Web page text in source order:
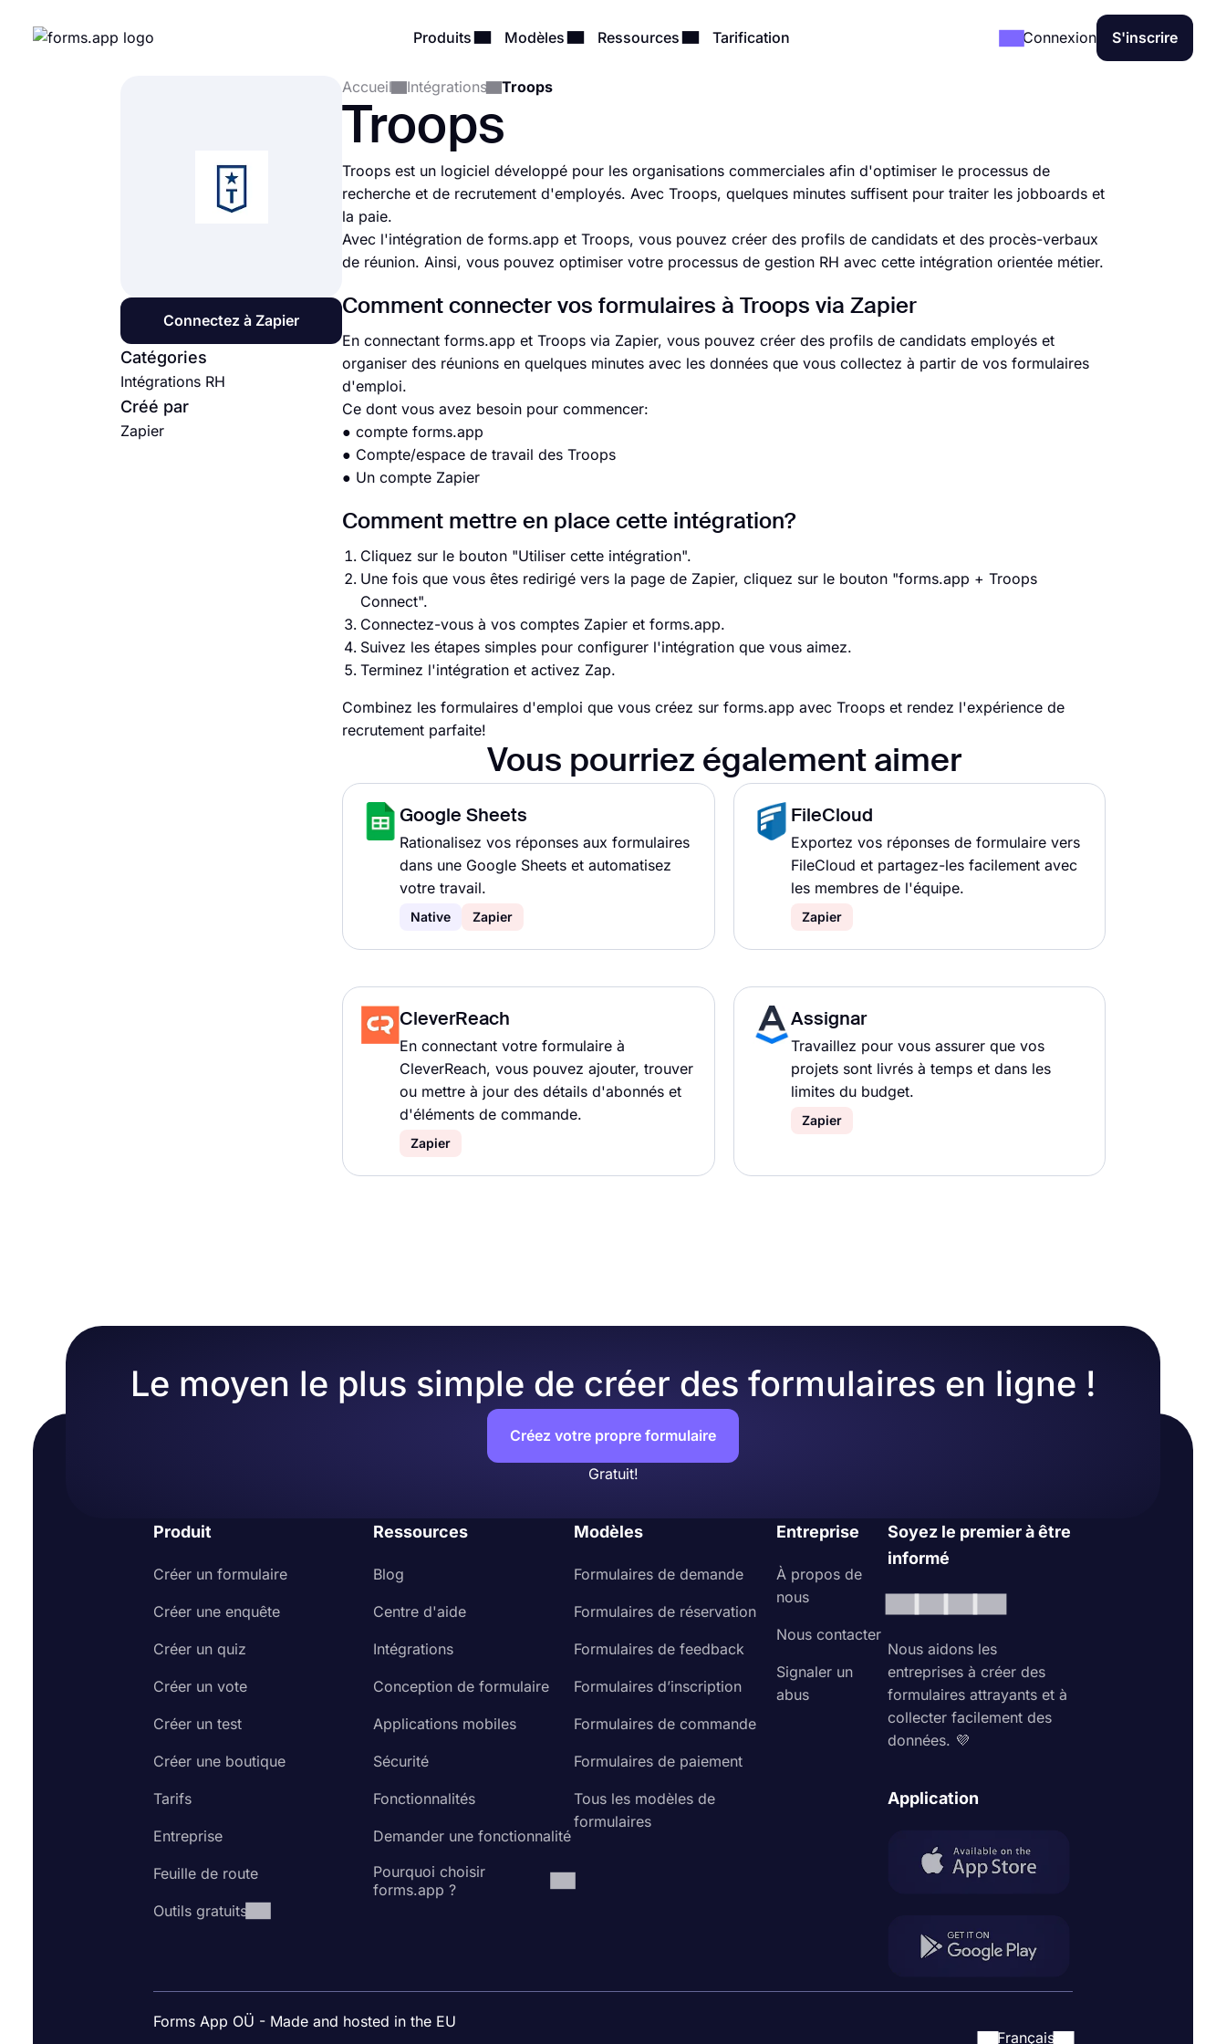
Produits Modèles Ressources Tarification Connexion S'inscrire
Connectez à Zapier
Catégories
Intégrations RH
Créé par
Zapier
Accueil Intégrations Troops
Troops
Troops est un logiciel développé pour les organisations commerciales afin d'optimiser le processus de
recherche et de recrutement d'employés. Avec Troops, quelques minutes suffisent pour traiter les jobboards et
la paie.
Avec l'intégration de forms.app et Troops, vous pouvez créer des profils de candidats et des procès-verbaux
de réunion. Ainsi, vous pouvez optimiser votre processus de gestion RH avec cette intégration orientée métier.
Comment connecter vos formulaires à Troops via Zapier
En connectant forms.app et Troops via Zapier, vous pouvez créer des profils de candidats employés et
organiser des réunions en quelques minutes avec les données que vous collectez à partir de vos formulaires
d'emploi.
Ce dont vous avez besoin pour commencer:
● compte forms.app
● Compte/espace de travail des Troops
● Un compte Zapier
Comment mettre en place cette intégration?
Cliquez sur le bouton "Utiliser cette intégration".
Une fois que vous êtes redirigé vers la page de Zapier, cliquez sur le bouton "forms.app + Troops
Connect".
Connectez-vous à vos comptes Zapier et forms.app.
Suivez les étapes simples pour configurer l'intégration que vous aimez.
Terminez l'intégration et activez Zap.
Combinez les formulaires d'emploi que vous créez sur forms.app avec Troops et rendez l'expérience de
recrutement parfaite!
Vous pourriez également aimer
Google Sheets
Rationalisez vos réponses aux formulaires
dans une Google Sheets et automatisez
votre travail.
Native Zapier
FileCloud
Exportez vos réponses de formulaire vers
FileCloud et partagez-les facilement avec
les membres de l'équipe.
Zapier
CleverReach
En connectant votre formulaire à
CleverReach, vous pouvez ajouter, trouver
ou mettre à jour des détails d'abonnés et
d'éléments de commande.
Zapier
Assignar
Travaillez pour vous assurer que vos
projets sont livrés à temps et dans les
limites du budget.
Zapier
Le moyen le plus simple de créer des formulaires en ligne !
Créez votre propre formulaire
Gratuit!
Produit
Créer un formulaire
Créer une enquête
Créer un quiz
Créer un vote
Créer un test
Créer une boutique
Tarifs
Entreprise
Feuille de route
Outils gratuits
Ressources
Blog
Centre d'aide
Intégrations
Conception de formulaire
Applications mobiles
Sécurité
Fonctionnalités
Demander une fonctionnalité
Pourquoi choisir
forms.app ?
Modèles
Formulaires de demande
Formulaires de réservation
Formulaires de feedback
Formulaires d’inscription
Formulaires de commande
Formulaires de paiement
Tous les modèles de
formulaires
Entreprise
À propos de
nous
Nous contacter
Signaler un
abus
Soyez le premier à être
informé
Nous aidons les
entreprises à créer des
formulaires attrayants et à
collecter facilement des
données. 💜
Application
Forms App OÜ - Made and hosted in the EU
Français